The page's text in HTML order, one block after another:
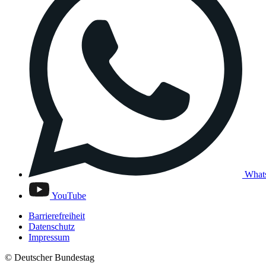
YouTube
Barrierefreiheit
Datenschutz
Impressum
© Deutscher Bundestag